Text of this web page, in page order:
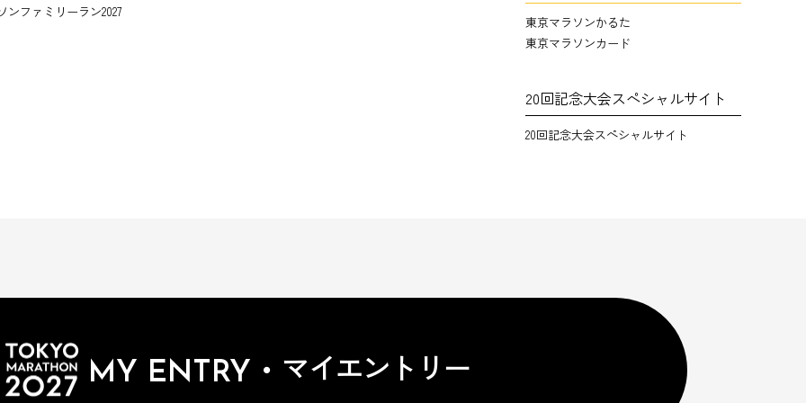
ンファミリーラン2027
東京マラソンかるた
東京マラソンカード
20回記念大会スペシャルサイト
20回記念大会スペシャルサイト
MY ENTRY ・ マイエントリー